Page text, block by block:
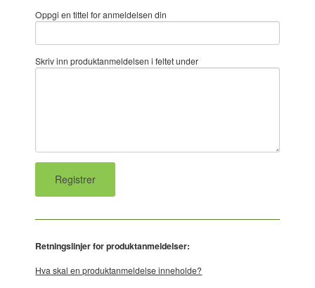
Oppgi en tittel for anmeldelsen din
Skriv inn produktanmeldelsen i feltet under
Retningslinjer for produktanmeldelser:
Hva skal en produktanmeldelse inneholde?